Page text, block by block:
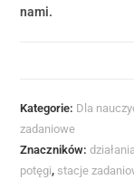
nami.
Kategorie: Dla
zadaniowe
Znaczników:
potęgi, stacje